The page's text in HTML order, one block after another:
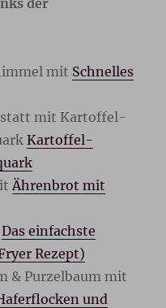
mit Schnelles
mit Kartoffel-
Kartoffel-
Ährenbrot mit
Das einfachste
Rezept)
& Purzelbaum mit
und